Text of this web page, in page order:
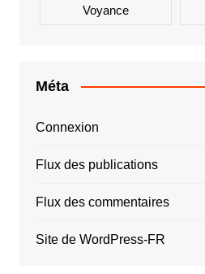
Voyance
Méta
Connexion
Flux des publications
Flux des commentaires
Site de WordPress-FR